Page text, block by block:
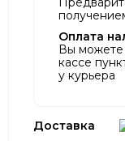
Оплата
Вы можете
кассе
у курьера
Доставка